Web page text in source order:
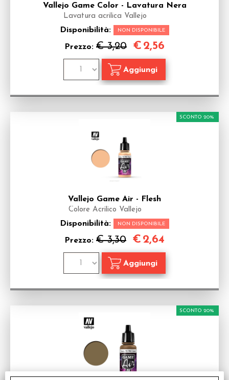
Vallejo Game Color - Lavatura Nera
Lavatura acrilica Vallejo
Disponibilità: NON DISPONIBILE
Prezzo: € 3,20 € 2,56
Vallejo Game Air - Flesh
Colore Acrilico Vallejo
Disponibilità: NON DISPONIBILE
Prezzo: € 3,30
SCONTO 20%
€ 2,64
SCONTO 20%